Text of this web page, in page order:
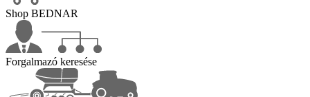
Shop BEDNAR
Forgalmazó keresése